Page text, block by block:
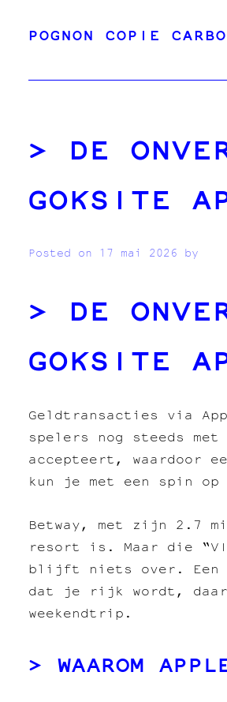
to
POGNON COPIE
DE
GOKSITE
Posted on 17 mai 2026 by
DE
GOKSITE
Geldtransacties via
spelers nog steeds
accepteert, waardoor
kun je met een spin
Betway, met zijn 2.7
resort is. Maar die
blijft niets over. Een
dat je rijk wordt,
weekendtrip.
WAAROM